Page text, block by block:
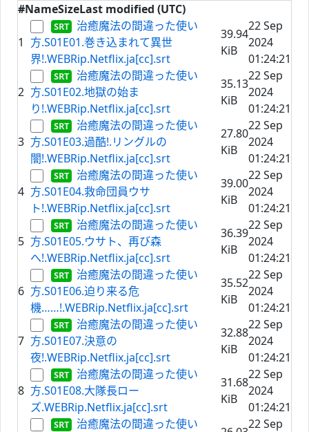
#NameSizeLast modified (UTC)
1
治癒魔法の間違った使い
方.S01E01.巻き込まれて異世
界!.WEBRip.Netflix.ja[cc].srt
39.94
KiB
22 Sep
2024
01:24:21
2
治癒魔法の間違った使い
方.S01E02.地獄の始ま
り!.WEBRip.Netflix.ja[cc].srt
35.13
KiB
22 Sep
2024
01:24:21
3
治癒魔法の間違った使い
方.S01E03.過酷!.リングルの
闇!.WEBRip.Netflix.ja[cc].srt
27.80
KiB
22 Sep
2024
01:24:21
4
治癒魔法の間違った使い
方.S01E04.救命団員ウサ
ト!.WEBRip.Netflix.ja[cc].srt
39.00
KiB
22 Sep
2024
01:24:21
5
治癒魔法の間違った使い
方.S01E05.ウサト、再び森
へ!.WEBRip.Netflix.ja[cc].srt
36.39
KiB
22 Sep
2024
01:24:21
6
治癒魔法の間違った使い
方.S01E06.迫り来る危
機……!.WEBRip.Netflix.ja[cc].srt
35.52
KiB
22 Sep
2024
01:24:21
7
治癒魔法の間違った使い
方.S01E07.決意の
夜!.WEBRip.Netflix.ja[cc].srt
32.88
KiB
22 Sep
2024
01:24:21
8
治癒魔法の間違った使い
方.S01E08.⼤隊⻑ロー
ズ.WEBRip.Netflix.ja[cc].srt
31.68
KiB
22 Sep
2024
01:24:21
治癒魔法の間違った使い
22 Sep